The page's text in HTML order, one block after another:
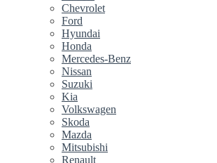
Chevrolet
Ford
Hyundai
Honda
Mercedes-Benz
Nissan
Suzuki
Kia
Volkswagen
Skoda
Mazda
Mitsubishi
Renault